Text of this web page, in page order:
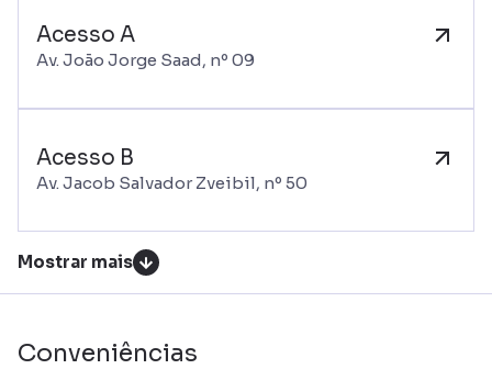
Acesso A
Av. João Jorge Saad, nº 09
Acesso B
Av. Jacob Salvador Zveibil, nº 50
Mostrar mais
Conveniências